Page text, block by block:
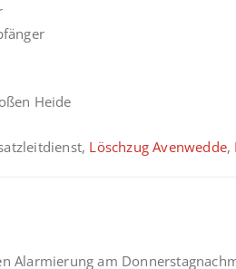
Heide
Löschzug Avenwedde,
Alarmierung am